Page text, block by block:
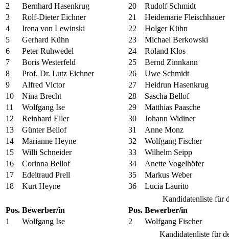
2
Bernhard Hasenkrug 20
Rudolf Schmidt
3
Rolf-Dieter Eichner 21
Heidemarie Fleischhauer
4
Irena von Lewinski 22
Holger Kühn
5
Gerhard Kühn 23
Michael Berkowski
6
Peter Ruhwedel 24
Roland Klos
7
Boris Westerfeld 25
Bernd Zinnkann
8
Prof. Dr. Lutz Eichner 26
Uwe Schmidt
9
Alfred Victor 27
Heidrun Hasenkrug
10
Nina Brecht 28
Sascha Bellof
11
Wolfgang Ise 29
Matthias Paasche
12
Reinhard Eller 30
Johann Widiner
13
Günter Bellof 31
Anne Monz
14
Marianne Heyne 32
Wolfgang Fischer
15
Willi Schneider 33
Wilhelm Seipp
16
Corinna Bellof 34
Anette Vogelhöfer
17
Edeltraud Prell 35
Markus Weber
18
Kurt Heyne 36
Lucia Laurito
Kandidatenliste für
Pos. Bewerber/in Pos. Bewerber/in
1
Wolfgang Ise 2
Wolfgang Fischer
Kandidatenliste für